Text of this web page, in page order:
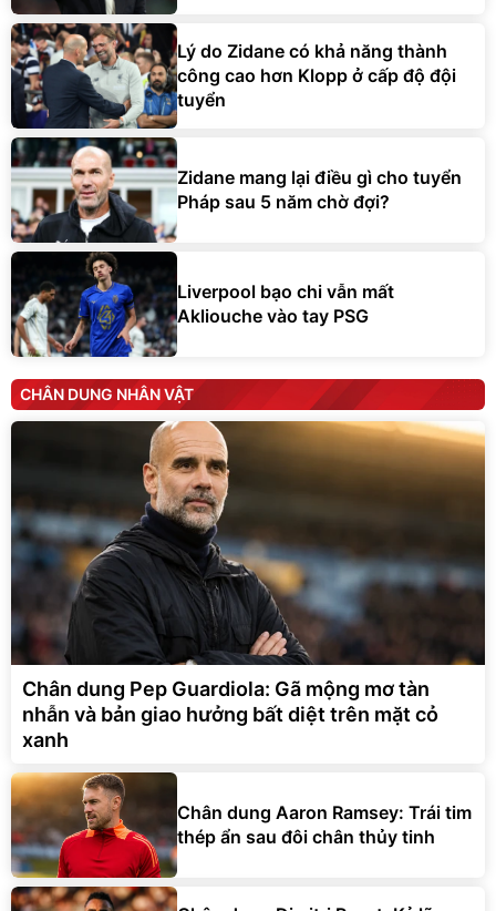
Lý do Zidane có khả năng thành
công cao hơn Klopp ở cấp độ đội
tuyển
Zidane mang lại điều gì cho tuyển
Pháp sau 5 năm chờ đợi?
Liverpool bạo chi vẫn mất
Akliouche vào tay PSG
CHÂN DUNG NHÂN VẬT
Chân dung Pep Guardiola: Gã mộng mơ tàn
nhẫn và bản giao hưởng bất diệt trên mặt cỏ
xanh
Chân dung Aaron Ramsey: Trái tim
thép ẩn sau đôi chân thủy tinh